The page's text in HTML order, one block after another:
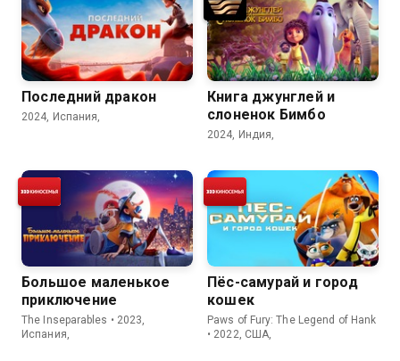
Последний дракон
2024, Испания,
Книга джунглей и
слоненок Бимбо
2024, Индия,
Большое маленькое
приключение
The Inseparables • 2023,
Испания,
Пёс-самурай и город
кошек
Paws of Fury: The Legend of Hank
• 2022, США,